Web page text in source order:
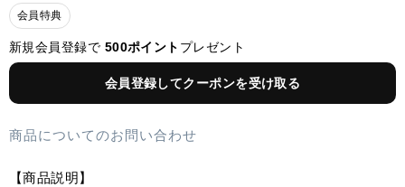
会員特典
新規会員登録で 500ポイント プレゼント
会員登録してクーポンを受け取る
商品についてのお問い合わせ
【商品説明】